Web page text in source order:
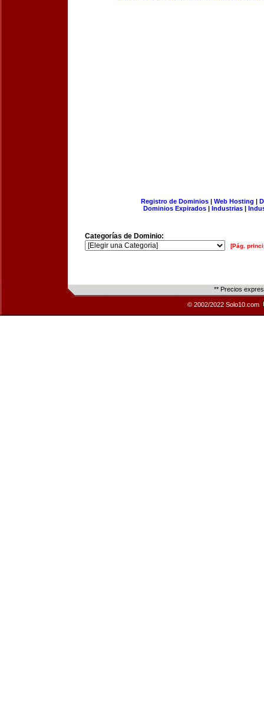
Registro de Dominios| Web Hosting |
Dominios Expirados | Industrias |
Categorías de Dominio:
[Pág.
** Precios
© 2002/2022 Solo10.com